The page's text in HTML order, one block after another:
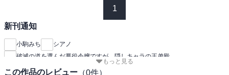
1
新刊通知
小駒みち
シアノ
破滅の道を選んだ悪役令嬢ですが、隠しキャラの王弟殿
もっと見る
この作品のレビュー （0件）